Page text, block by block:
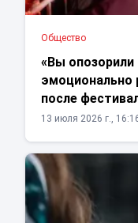
Общество
«Вы опозорили
эмоционально
после
13 июля 2026 г.,